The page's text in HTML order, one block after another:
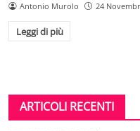
Antonio Murolo 24
Leggi di più
ARTICOLI RECENTI